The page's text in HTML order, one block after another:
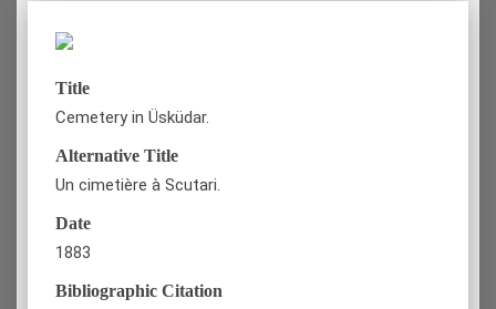
Title
Cemetery in Üsküdar.
Alternative Title
Un cimetière à Scutari.
Date
1883
Bibliographic Citation